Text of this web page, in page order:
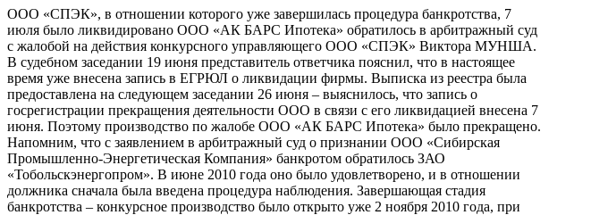
ООО «СПЭК», в отношении которого уже завершилась процедура банкротства, 7
июля было ликвидировано ООО «АК БАРС Ипотека» обратилось в арбитражный суд
с жалобой на действия конкурсного управляющего ООО «СПЭК» Виктора МУНША.
В судебном заседании 19 июня представитель ответчика пояснил, что в настоящее
время уже внесена запись в ЕГРЮЛ о ликвидации фирмы. Выписка из реестра была
предоставлена на следующем заседании 26 июня – выяснилось, что запись о
госрегистрации прекращения деятельности ООО в связи с его ликвидацией внесена 7
июня. Поэтому производство по жалобе ООО «АК БАРС Ипотека» было прекращено.
Напомним, что с заявлением в арбитражный суд о признании ООО «Сибирская
Промышленно-Энергетическая Компания» банкротом обратилось ЗАО
«Тобольскэнергопром». В июне 2010 года оно было удовлетворено, и в отношении
должника сначала была введена процедура наблюдения. Завершающая стадия
банкротства – конкурсное производство было открыто уже 2 ноября 2010 года, при